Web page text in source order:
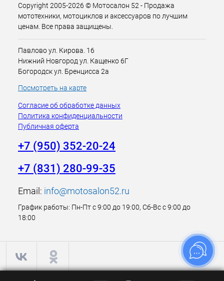
Copyright 2005-2026 © Мотосалон 52 - Продажа
мототехники, мотоциклов и аксессуаров по лучшим
ценам. Все права защищены.
Павлово ул. Кирова. 16
Нижний Новгород ул. Кащенко 6Г
Богородск ул. Бренцисса 2а
Посмотреть на карте
Согласие об обработке данных
Политика конфиденциальности
Публичная оферта
+7 (950) 352-20-24
+7 (831) 280-99-35
Email: info@motosalon52.ru
График работы: Пн-Пт с 9:00 до 19:00, Сб-Вс с 9:00 до
18:00